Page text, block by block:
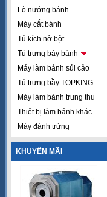
Lò nướng bánh
Máy cắt bánh
Tủ kích nở bột
Tủ trưng bày bánh
Máy làm bánh sủi cảo
Tủ trưng bầy TOPKING
Máy làm bánh trung thu
Thiết bị làm bánh khác
Máy đánh trứng
KHUYẾN MÃI